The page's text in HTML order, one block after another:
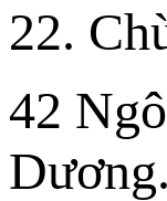
22.
42
Dương.